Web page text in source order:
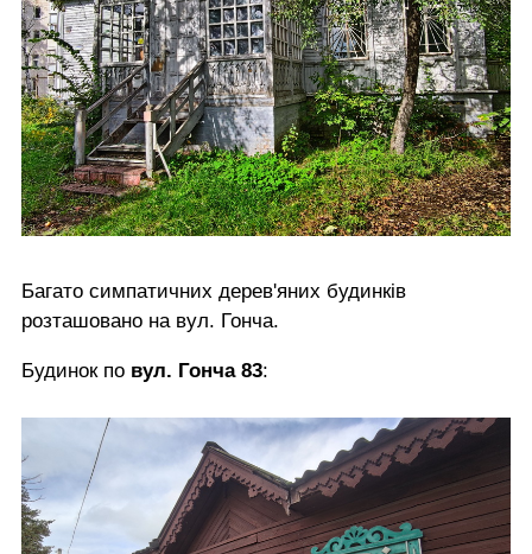
Багато симпатичних дерев'яних будинків
розташовано на вул. Гонча.
Будинок по вул. Гонча 83: